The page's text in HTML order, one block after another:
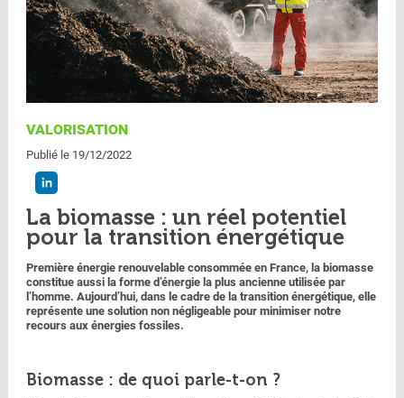
VALORISATION
Publié le 19/12/2022
La biomasse : un réel potentiel
pour la transition énergétique
Première énergie renouvelable consommée en France, la biomasse
constitue aussi la forme d’énergie la plus ancienne utilisée par
l’homme. Aujourd’hui, dans le cadre de la transition énergétique, elle
représente une solution non négligeable pour minimiser notre
recours aux énergies fossiles.
Biomasse : de quoi parle-t-on ?